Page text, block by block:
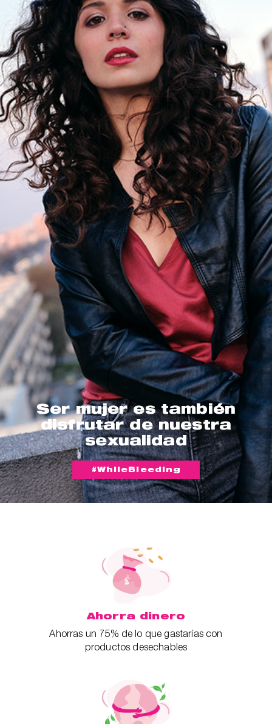
Ser mujer es también
disfrutar de nuestra
sexualidad
#WhileBleeding
Ahorra dinero
Ahorras un 75% de lo que gastarías con
productos desechables